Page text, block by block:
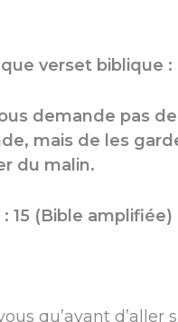
verset biblique :
demande pas
mais de les
du malin.
: 15 (Bible amplifiée)
qu’avant d’aller